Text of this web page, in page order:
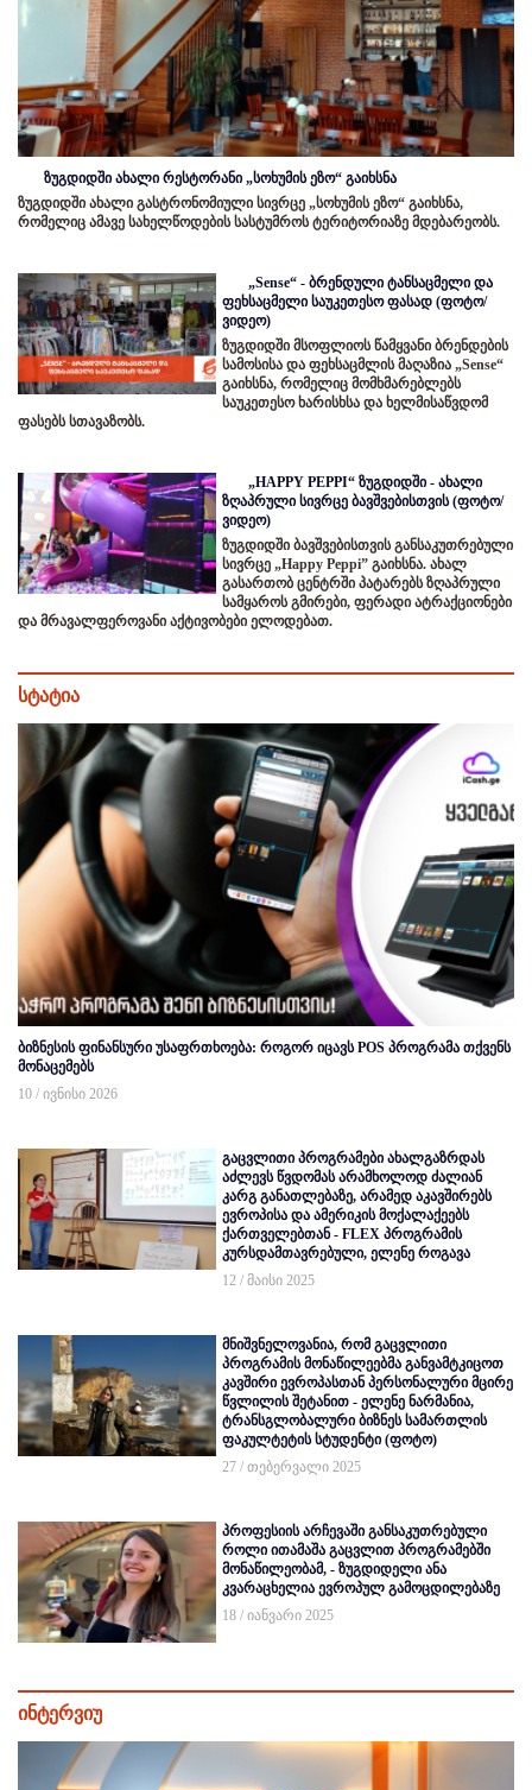
ზუგდიდში ახალი რესტორანი „სოხუმის ეზო“ გაიხსნა
ზუგდიდში ახალი გასტრონომიული სივრცე „სოხუმის ეზო“ გაიხსნა,
რომელიც ამავე სახელწოდების სასტუმროს ტერიტორიაზე მდებარეობს.
„Sense“ - ბრენდული ტანსაცმელი და
ფეხსაცმელი საუკეთესო ფასად (ფოტო/
ვიდეო)
ზუგდიდში მსოფლიოს წამყვანი ბრენდების
სამოსისა და ფეხსაცმლის მაღაზია „Sense“
გაიხსნა, რომელიც მომხმარებლებს
საუკეთესო ხარისხსა და ხელმისაწვდომ
ფასებს სთავაზობს.
„HAPPY PEPPI“ ზუგდიდში - ახალი
ზღაპრული სივრცე ბავშვებისთვის (ფოტო/
ვიდეო)
ზუგდიდში ბავშვებისთვის განსაკუთრებული
სივრცე „Happy Peppi” გაიხსნა. ახალ
გასართობ ცენტრში პატარებს ზღაპრული
სამყაროს გმირები, ფერადი ატრაქციონები
და მრავალფეროვანი აქტივობები ელოდებათ.
სტატია
ბიზნესის ფინანსური უსაფრთხოება: როგორ იცავს POS პროგრამა თქვენს
მონაცემებს
10 / ივნისი 2026
გაცვლითი პროგრამები ახალგაზრდას
აძლევს წვდომას არამხოლოდ ძალიან
კარგ განათლებაზე, არამედ აკავშირებს
ევროპისა და ამერიკის მოქალაქეებს
ქართველებთან - FLEX პროგრამის
კურსდამთავრებული, ელენე როგავა
12 / მაისი 2025
მნიშვნელოვანია, რომ გაცვლითი
პროგრამის მონაწილეებმა განვამტკიცოთ
კავშირი ევროპასთან პერსონალური მცირე
წვლილის შეტანით - ელენე ნარმანია,
ტრანსგლობალური ბიზნეს სამართლის
ფაკულტეტის სტუდენტი (ფოტო)
27 / თებერვალი 2025
პროფესიის არჩევაში განსაკუთრებული
როლი ითამაშა გაცვლით პროგრამებში
მონაწილეობამ, - ზუგდიდელი ანა
კვარაცხელია ევროპულ გამოცდილებაზე
18 / იანვარი 2025
ინტერვიუ